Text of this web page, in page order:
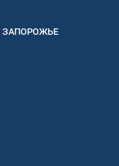
ЗАПОРОЖЬЕ